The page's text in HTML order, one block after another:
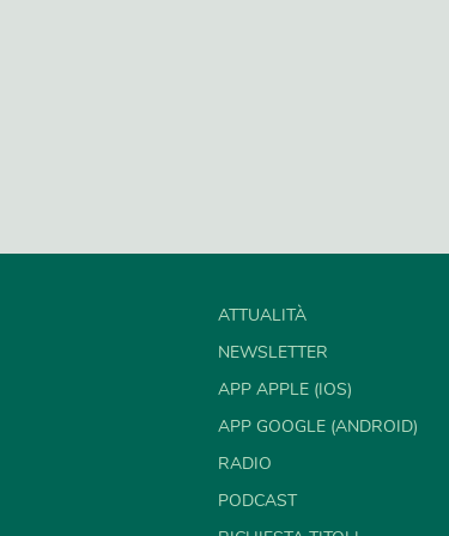
ATTUALITÀ
NEWSLETTER
APP APPLE (IOS)
APP GOOGLE (ANDROID)
RADIO
PODCAST